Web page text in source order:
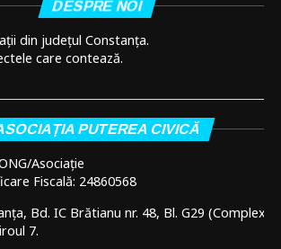
DESPRE NOI
din județul Constanța.
care contează.
PUTEREA CIVICĂ
Asociație
Fiscală: 24860568
Bd. IC Brătianu nr. 48, Bl. G29 (Complex
7.